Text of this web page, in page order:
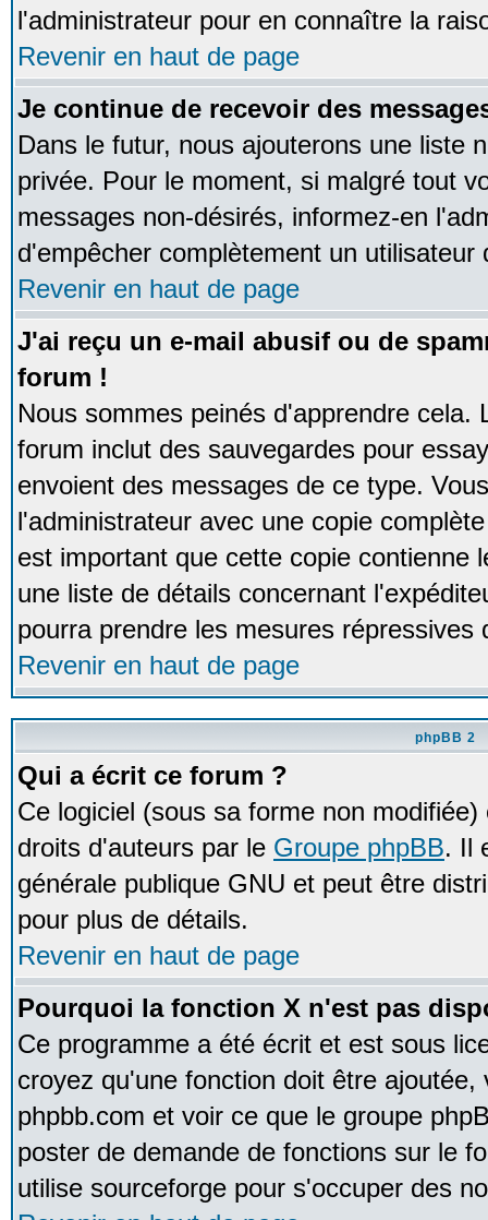
l'administrateur pour en connaître la
Revenir en haut de page
Je continue de recevoir des
Dans le futur, nous ajouterons une liste
privée. Pour le moment, si malgré tout
messages non-désirés, informez-en
d'empêcher complètement un
Revenir en haut de page
J'ai reçu un e-mail abusif ou de
forum !
Nous sommes peinés d'apprendre cela.
forum inclut des sauvegardes pour
envoient des messages de ce type.
l'administrateur avec une copie
est important que cette copie contienne
une liste de détails concernant
pourra prendre les mesures répressives
Revenir en haut de page
phpBB 2
Qui a écrit ce forum ?
Ce logiciel (sous sa forme non
droits d'auteurs par le Groupe phpBB. Il
générale publique GNU et peut être
pour plus de détails.
Revenir en haut de page
Pourquoi la fonction X n'est pas
Ce programme a été écrit et est sous
croyez qu'une fonction doit être
phpbb.com et voir ce que le groupe
poster de demande de fonctions sur le
utilise sourceforge pour s'occuper des